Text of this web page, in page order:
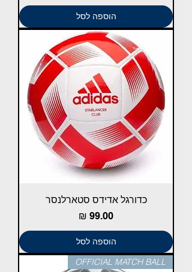
הוספה לסל
כדורגל אדידס סטארלנסר
מחיר
הוספה לסל
OFFICIAL MATCH BALL